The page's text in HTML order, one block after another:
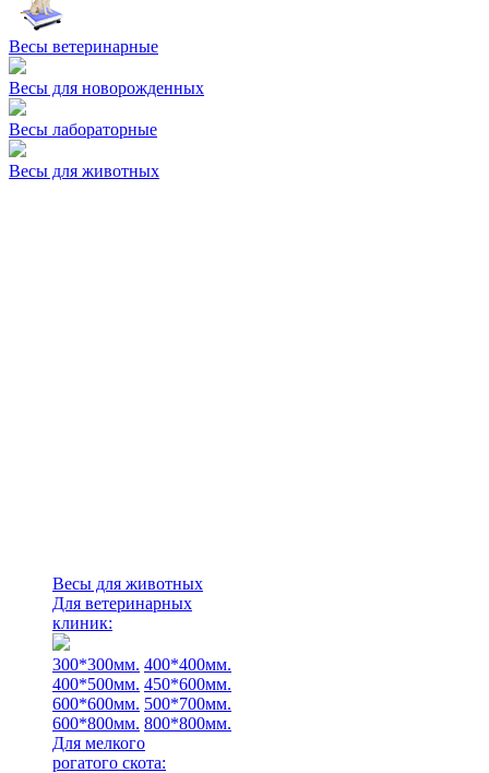
Весы ветеринарные
Весы для новорожденных
Весы лабораторные
Весы для животных
Весы для животных
Для ветеринарных
клиник:
300*300мм. 400*400мм.
400*500мм. 450*600мм.
600*600мм. 500*700мм.
600*800мм. 800*800мм.
Для мелкого
рогатого скота: